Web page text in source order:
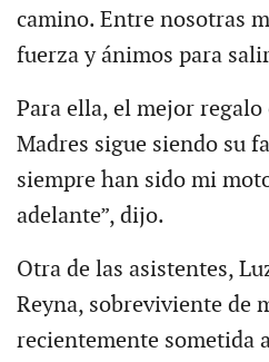
camino. Entre nosotras
fuerza y ánimos para
Para ella, el mejor regalo
Madres sigue siendo su
siempre han sido mi
adelante”, dijo.
Otra de las asistentes,
Reyna, sobreviviente de
recientemente sometida